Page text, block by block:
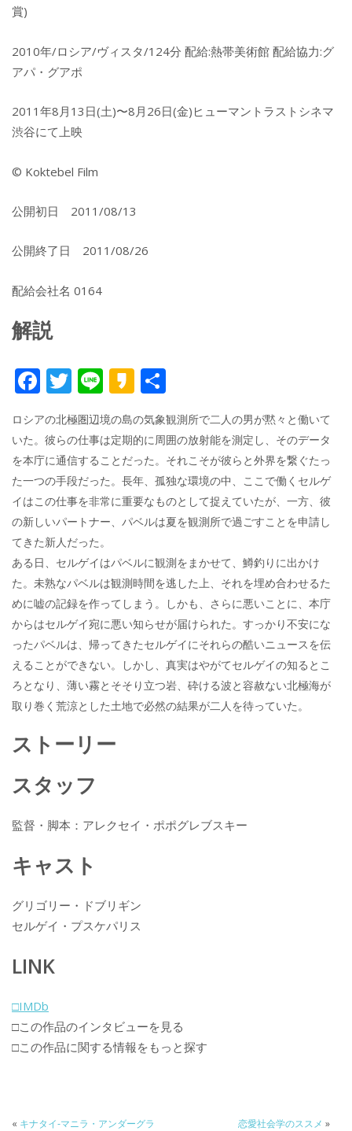
賞)
2010年/ロシア/ヴィスタ/124分 配給:熱帯美術館 配給協力:グ
アパ・グアポ
2011年8月13日(土)〜8月26日(金)ヒューマントラストシネマ
渋谷にて上映
© Koktebel Film
公開初日 2011/08/13
公開終了日 2011/08/26
配給会社名 0164
解説
F
ac
e
b
o
o
k
T
w
itt
er
Li
n
e
K
a
k
a
o
有
ロシアの北極圏辺境の島の気象観測所で二人の男が黙々と働いて
いた。彼らの仕事は定期的に周囲の放射能を測定し、そのデータ
を本庁に通信することだった。それこそが彼らと外界を繋ぐたっ
た一つの手段だった。長年、孤独な環境の中、ここで働くセルゲ
イはこの仕事を非常に重要なものとして捉えていたが、一方、彼
の新しいパートナー、パベルは夏を観測所で過ごすことを申請し
てきた新人だった。
ある日、セルゲイはパベルに観測をまかせて、鱒釣りに出かけ
た。未熟なパベルは観測時間を逃した上、それを埋め合わせるた
めに嘘の記録を作ってしまう。しかも、さらに悪いことに、本庁
からはセルゲイ宛に悪い知らせが届けられた。すっかり不安にな
ったパベルは、帰ってきたセルゲイにそれらの酷いニュースを伝
えることができない。しかし、真実はやがてセルゲイの知るとこ
ろとなり、薄い霧とそそり立つ岩、砕ける波と容赦ない北極海が
取り巻く荒涼とした土地で必然の結果が二人を待っていた。
ストーリー
スタッフ
監督・脚本：アレクセイ・ポポグレブスキー
キャスト
グリゴリー・ドブリギン
セルゲイ・プスケパリス
LINK
□IMDb
□この作品のインタビューを見る
□この作品に関する情報をもっと探す
« キナタイ‐マニラ・アンダーグラ
恋愛社会学のススメ »